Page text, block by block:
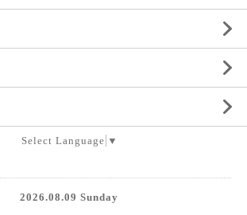
Select Language ▼
2026.08.09 Sunday